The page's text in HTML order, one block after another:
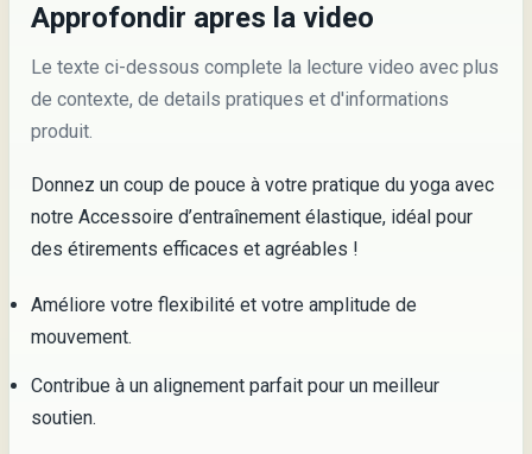
Approfondir apres la video
Le texte ci-dessous complete la lecture video avec plus
de contexte, de details pratiques et d'informations
produit.
Donnez un coup de pouce à votre pratique du yoga avec
notre Accessoire d’entraînement élastique, idéal pour
des étirements efficaces et agréables !
Améliore votre flexibilité et votre amplitude de
mouvement.
Contribue à un alignement parfait pour un meilleur
soutien.